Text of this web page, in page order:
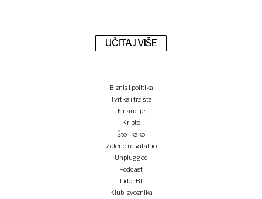
UČITAJ VIŠE
Biznis i politika
Tvrtke i tržišta
Financije
Kripto
Što i kako
Zeleno i digitalno
Unplugged
Podcast
Lider BI
Klub izvoznika